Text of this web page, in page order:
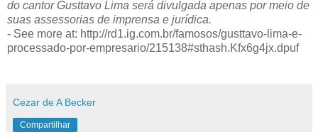
do cantor Gusttavo Lima será divulgada apenas por meio de
suas assessorias de imprensa e jurídica.
- See more at: http://rd1.ig.com.br/famosos/gusttavo-lima-e-
processado-por-empresario/215138#sthash.Kfx6g4jx.dpuf
Cezar de A Becker
Compartilhar